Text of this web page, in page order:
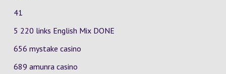
41
5 220 links English Mix DONE
656 mystake casino
689 amunra casino